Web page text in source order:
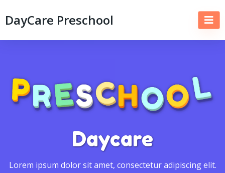
DayCare Preschool
Daycare
Lorem ipsum dolor sit amet, consectetur adipiscing elit.